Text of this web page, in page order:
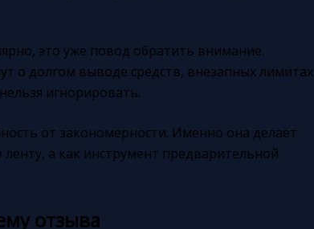
это уже повод обратить внимание.
о долгом выводе средств, внезапных лимитах
игнорировать.
от закономерности. Именно она делает
а как инструмент предварительной
отзыва